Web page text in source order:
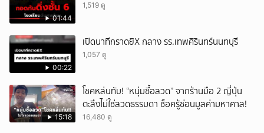
01:44
1,519 ดู
00:22
เปิดนาทีกราดยิX กลาง รร.เทพศิรินทร์นนทบุรี
1,057 ดู
15:18
โชคหล่นทับ! “หนุ่มซื้อลวด” จากร้านมือ 2 ญี่ปุ่น
ตะลึงไม่ใช่ลวดธรรมดา ช็อครู้ซ่อนมูลค่ามหาศาล!
16,480 ดู